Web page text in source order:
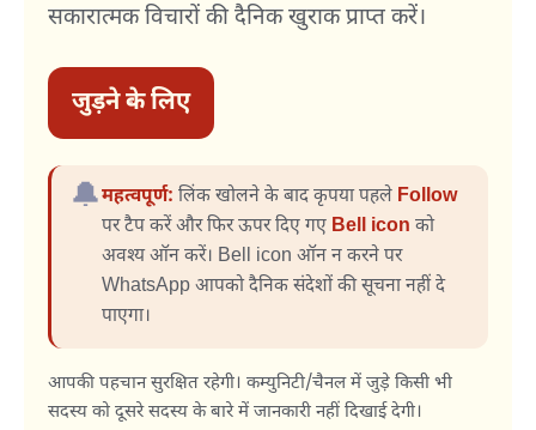
सकारात्मक विचारों की दैनिक खुराक प्राप्त करें।
जुड़ने के लिए
🔔महत्वपूर्ण: लिंक खोलने के बाद कृपया पहले Follow
पर टैप करें और फिर ऊपर दिए गए Bell icon को
अवश्य ऑन करें। Bell icon ऑन न करने पर
WhatsApp आपको दैनिक संदेशों की सूचना नहीं दे
पाएगा।
आपकी पहचान सुरक्षित रहेगी। कम्युनिटी/चैनल में जुड़े किसी भी
सदस्य को दूसरे सदस्य के बारे में जानकारी नहीं दिखाई देगी।